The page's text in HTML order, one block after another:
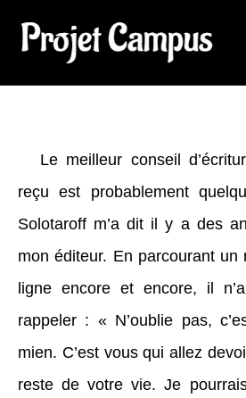
Le meilleur conseil
reçu est probablement
Solotaroff m’a dit il y a des
mon éditeur. En parcourant un
ligne encore et encore, il
rappeler : « N’oublie pas,
mien. C’est vous qui allez
reste de votre vie. Je